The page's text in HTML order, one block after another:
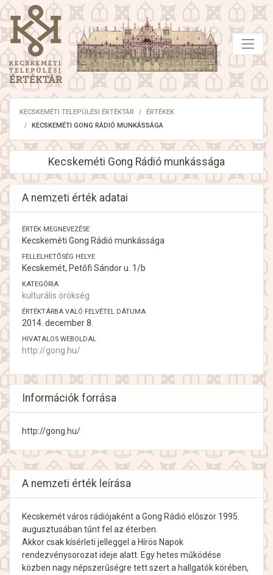
KECSKEMÉTI TELEPÜLÉSI ÉRTÉKTÁR
ÉRTÉKEK
KECSKEMÉTI GONG RÁDIÓ MUNKÁSSÁGA
Kecskeméti Gong Rádió munkássága
A nemzeti érték adatai
ÉRTÉK MEGNEVEZÉSE
Kecskeméti Gong Rádió munkássága
FELLELHETŐSÉG HELYE
Kecskemét, Petőfi Sándor u. 1/b
KATEGÓRIA
kulturális örökség
ÉRTÉKTÁRBA VALÓ FELVÉTEL DÁTUMA
2014. december 8.
HIVATALOS WEBOLDAL
http://gong.hu/
Információk forrása
http://gong.hu/
A nemzeti érték leírása
Kecskemét város rádiójaként a Gong Rádió először 1995.
augusztusában tűnt fel az éterben.
Akkor csak kísérleti jelleggel a Hírös Napok
rendezvénysorozat ideje alatt. Egy hetes működése
közben nagy népszerűségre tett szert a hallgatók körében,